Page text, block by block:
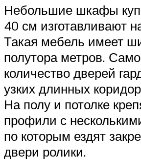
Небольшие шкафы
40 см изготавливают
Такая мебель имеет
полутора метров.
количество дверей
узких длинных
На полу и потолке
профили с
по которым ездят
двери ролики.